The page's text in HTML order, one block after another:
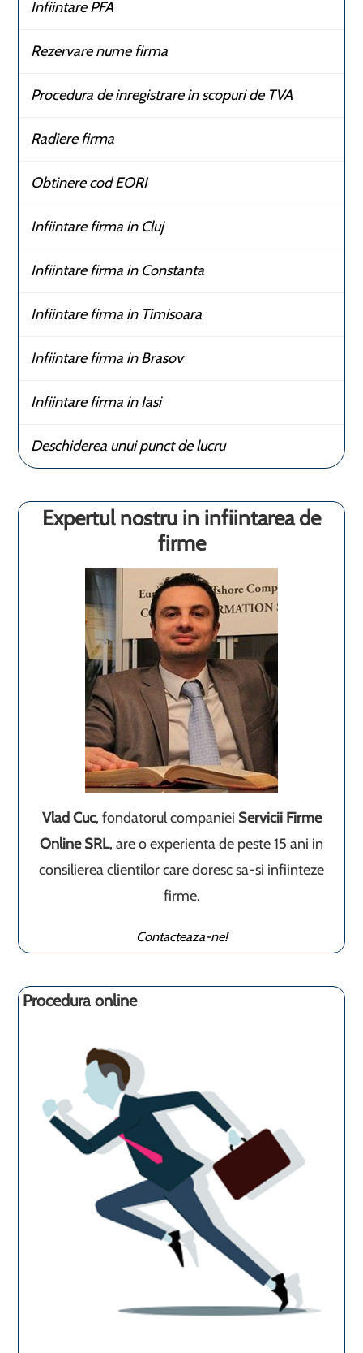
Infiintare PFA
Rezervare nume firma
Procedura de inregistrare in scopuri de TVA
Radiere firma
Obtinere cod EORI
Infiintare firma in Cluj
Infiintare firma in Constanta
Infiintare firma in Timisoara
Infiintare firma in Brasov
Infiintare firma in Iasi
Deschiderea unui punct de lucru
Expertul nostru in infiintarea de
firme
Vlad Cuc, fondatorul companiei Servicii Firme
Online SRL, are o experienta de peste 15 ani in
consilierea clientilor care doresc sa-si infiinteze
firme.
Contacteaza-ne!
Procedura online